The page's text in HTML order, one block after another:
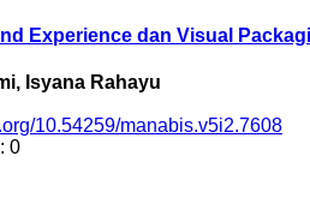
Experience dan Visual
Isyana Rahayu
10.54259/manabis.v5i2.7608
0